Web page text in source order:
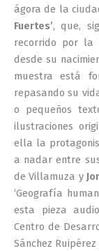
ágora de la
Fuertes’, que,
recorrido por
desde su
muestra está
repasando su
o pequeños
ilustraciones
ella la
a nadar entre
de Villamuza y
‘Geografía
esta pieza
Centro de
Sánchez